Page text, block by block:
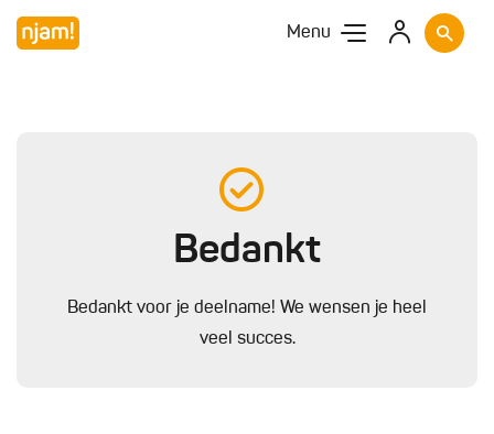
Menu
Bedankt
Bedankt voor je deelname! We wensen je heel
veel succes.